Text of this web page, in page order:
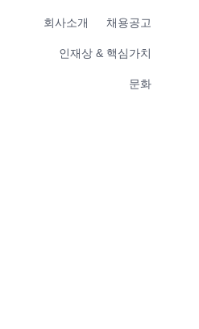
회사소개 채용공고
인재상 & 핵심가치
문화